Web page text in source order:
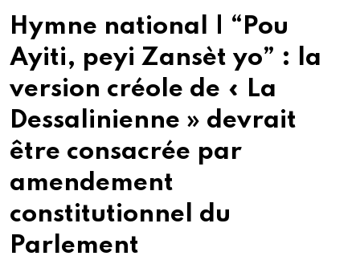
Hymne national | “Pou
Ayiti, peyi Zansèt yo” : la
version créole de « La
Dessalinienne » devrait
être consacrée par
amendement
constitutionnel du
Parlement